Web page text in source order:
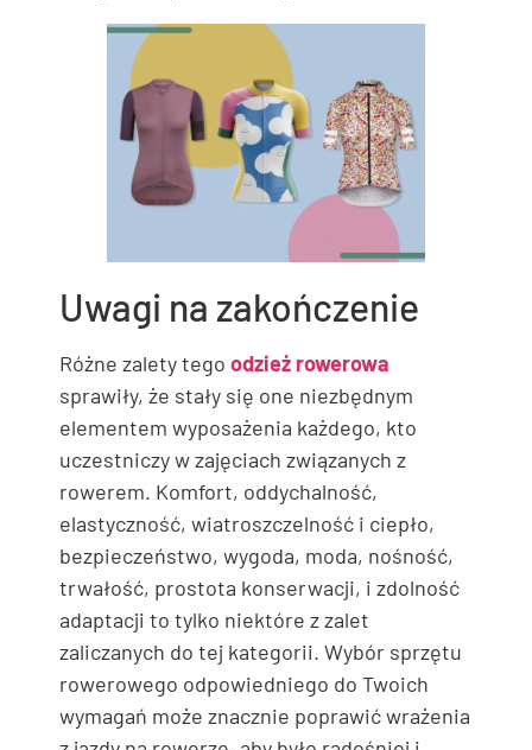
Uwagi na zakończenie
Różne zalety tego odzież rowerowa
sprawiły, że stały się one niezbędnym
elementem wyposażenia każdego, kto
uczestniczy w zajęciach związanych z
rowerem. Komfort, oddychalność,
elastyczność, wiatroszczelność i ciepło,
bezpieczeństwo, wygoda, moda, nośność,
trwałość, prostota konserwacji, i zdolność
adaptacji to tylko niektóre z zalet
zaliczanych do tej kategorii. Wybór sprzętu
rowerowego odpowiedniego do Twoich
wymagań może znacznie poprawić wrażenia